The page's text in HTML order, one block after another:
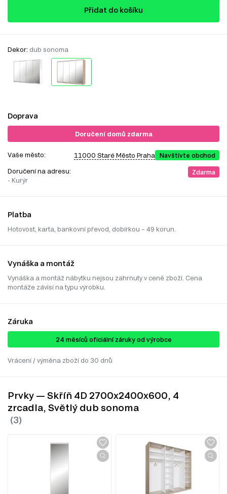
Přidat do košíku
Dekor: dub sonoma
Doprava
Doručení domů zdarma
Vaše město: 11000 Staré Město Praha Navštivte obchod
Doručení na adresu:
- Kurýr
Zdarma
Platba
Hotovost, karta, bankovní převod, dobírkou – 49 korun.
Vynáška a montáž
Vynáška a montáž nábytku nejsou zahrnuty v ceně zboží. Cena
montáže závisí na typu výrobku.
Záruka
24 ​​​​měsíců oficiální záruky od výrobce
Vrácení / výměna zboží do 30 dnů
Prvky — Skříň 4D 2700x2400x600, 4
zrcadla, Světlý dub sonoma